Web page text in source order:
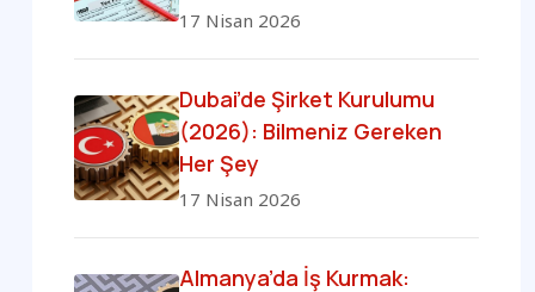
17 Nisan 2026
Dubai’de Şirket Kurulumu
(2026): Bilmeniz Gereken
Her Şey
17 Nisan 2026
Almanya’da İş Kurmak: